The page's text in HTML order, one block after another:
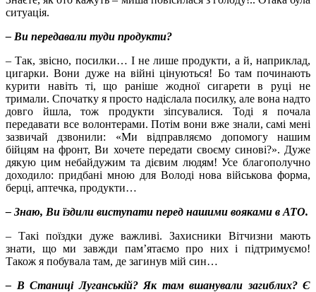
ситуація.
– Ви передавали туди продукти?
– Так, звісно, посилки… І не лише продукти, а й, наприклад,
цигарки. Вони дуже на війні цінуються! Бо там починають
курити навіть ті, що раніше жодної сигарети в руці не
тримали. Спочатку я просто надіслала посилку, але вона надто
довго йшла, тож продукти зіпсувалися. Тоді я почала
передавати все волонтерами. Потім вони вже знали, самі мені
зазвичай дзвонили: «Ми відправляємо допомогу нашим
бійцям на фронт, Ви хочете передати своєму синові?». Дуже
дякую цим небайдужим та дієвим людям! Усе благополучно
доходило: придбані мною для Володі нова військова форма,
берці, аптечка, продукти…
– Знаю, Ви їздили виступати перед нашими вояками в АТО.
– Такі поїздки дуже важливі. Захисники Вітчизни мають
знати, що ми завжди пам’ятаємо про них і підтримуємо!
Також я побувала там, де загинув мій син…
– В Станиці Луганській? Як там вшанували загиблих? Є